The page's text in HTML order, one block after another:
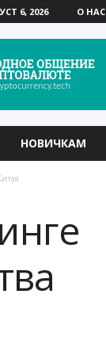
6, 2026 О НАС
НОВИЧКАМ